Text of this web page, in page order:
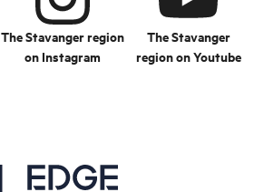
The Stavanger region
on Instagram
The Stavanger
region on Youtube